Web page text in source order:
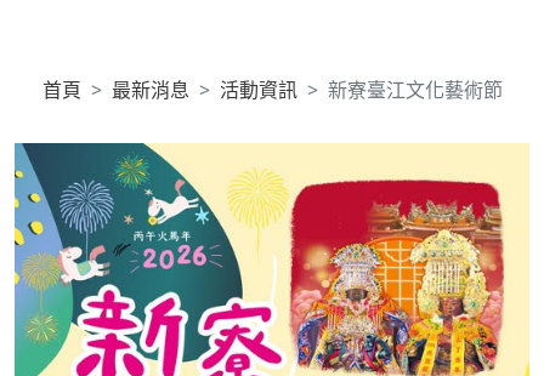
首頁 最新消息 活動資訊 新寮臺江文化藝術節